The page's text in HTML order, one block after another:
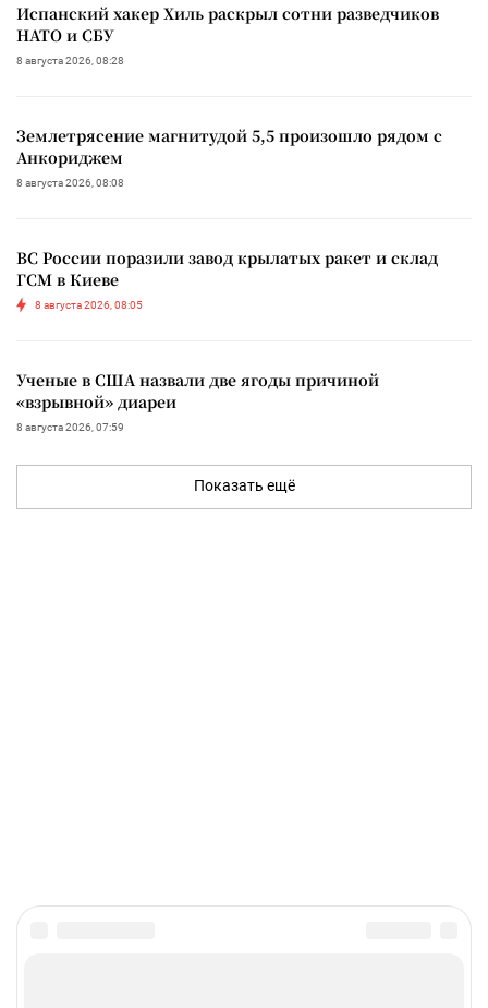
Испанский хакер Хиль раскрыл сотни разведчиков
НАТО и СБУ
8 августа 2026, 08:28
Землетрясение магнитудой 5,5 произошло рядом с
Анкориджем
8 августа 2026, 08:08
ВС России поразили завод крылатых ракет и склад
ГСМ в Киеве
8 августа 2026, 08:05
Ученые в США назвали две ягоды причиной
«взрывной» диареи
8 августа 2026, 07:59
Показать ещё